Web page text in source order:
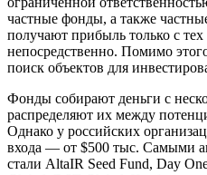
частные фонды, а также
получают прибыль только с
непосредственно. Помимо
поиск объектов для
Фонды собирают деньги с
распределяют их между
Однако у российских
входа — от $500 тыс. Самыми
стали AltaIR Seed Fund, Day